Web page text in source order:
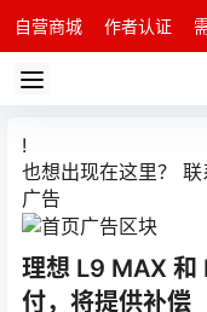
自营商城 作者认证
!
也想出现在这里？ 联
广告
理想 L9 MAX 和
付，将提供补偿